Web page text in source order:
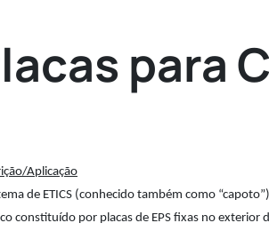
para
Aplicação
de ETICS (conhecido também como
constituído por placas de EPS fixas no exterior